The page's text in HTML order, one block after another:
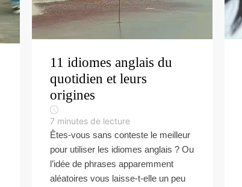
11 idiomes anglais du
quotidien et leurs
origines
7 minutes de lecture
Êtes-vous sans conteste le meilleur
pour utiliser les idiomes anglais ? Ou
l’idée de phrases apparemment
aléatoires vous laisse-t-elle un peu